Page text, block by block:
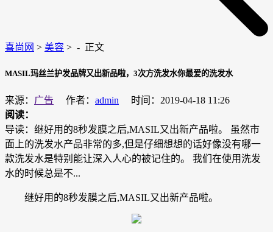
喜尚网 > 美容 > - 正文
MASIL玛丝兰护发品牌又出新品啦，3次方洗发水你最爱的洗发水
来源： 广告 作者： admin
时间：2019-04-18 11:26
阅读：
导读：继好用的8秒发膜之后,MASIL又出新产品啦。 虽然市
面上的洗发水产品非常的多,但是仔细想想的话好像没有哪一
款洗发水是特别能让深入人心的被记住的。 我们在使用洗发
水的时候总是不...
继好用的8秒发膜之后,MASIL又出新产品啦。